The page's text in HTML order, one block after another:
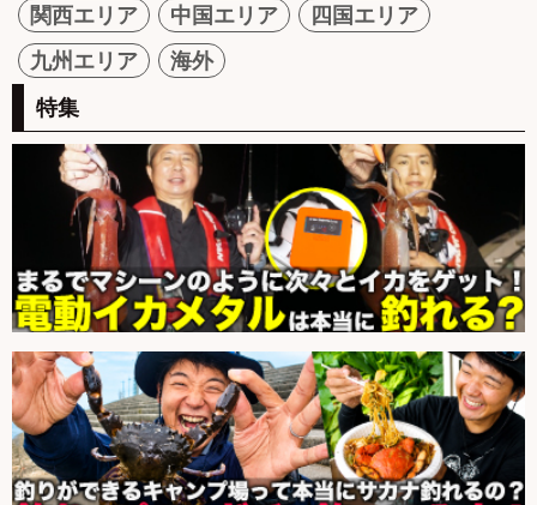
関西エリア
中国エリア
四国エリア
九州エリア
海外
特集